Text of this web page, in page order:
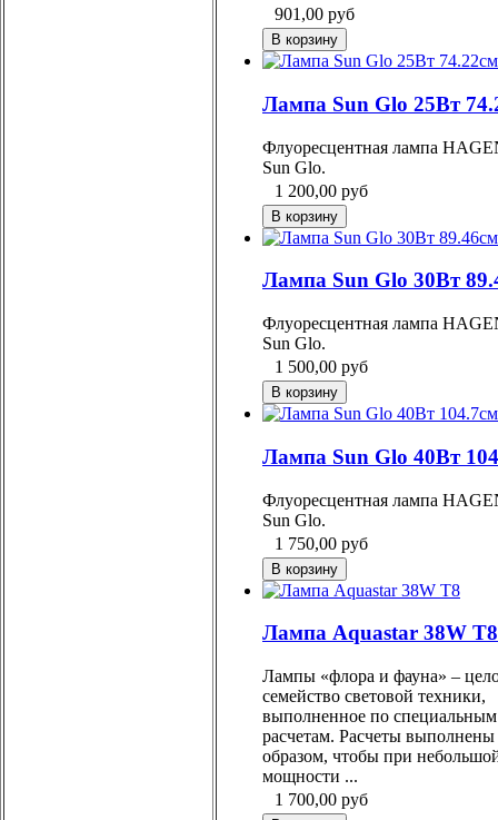
901,00 руб
Лампа Sun Glo 25Вт
Флуоресцентная лампа
Sun Glo.
1 200,00 руб
Лампа Sun Glo 30Вт
Флуоресцентная лампа
Sun Glo.
1 500,00 руб
Лампа Sun Glo 40Вт
Флуоресцентная лампа
Sun Glo.
1 750,00 руб
Лампа Aquastar 38W Т8
Лампы «флора и фауна» –
семейство световой техники,
выполненное по специальным
расчетам. Расчеты
образом, чтобы при
мощности ...
1 700,00 руб